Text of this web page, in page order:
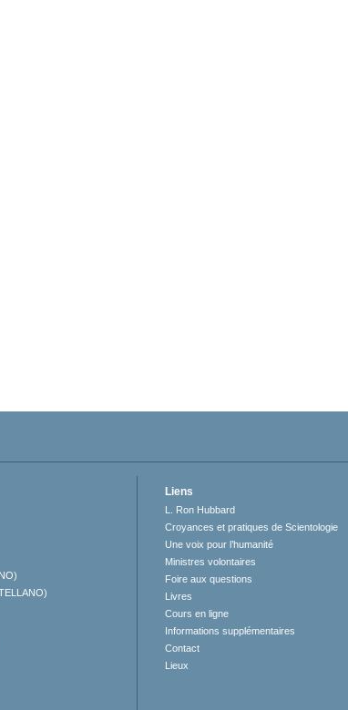
Liens
L. Ron Hubbard
Croyances et pratiques de Scientologie
Une voix pour l’humanité
Ministres volontaires
Foire aux questions
Livres
Cours en ligne
Informations supplémentaires
Contact
Lieux